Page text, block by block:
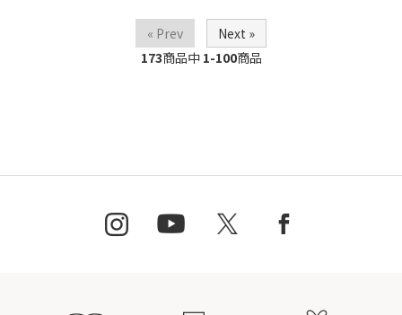
« Prev
Next »
173商品中 1-100商品